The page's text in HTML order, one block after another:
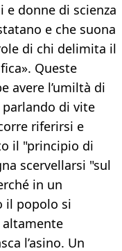
donne di scienza
e che suona
di chi delimita il
Queste
avere l’umiltà di
di vite
riferirsi e
il "principio di
scervellarsi "sul
in un
il popolo si
altamente
l’asino. Un